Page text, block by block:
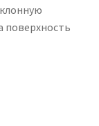
поверхность